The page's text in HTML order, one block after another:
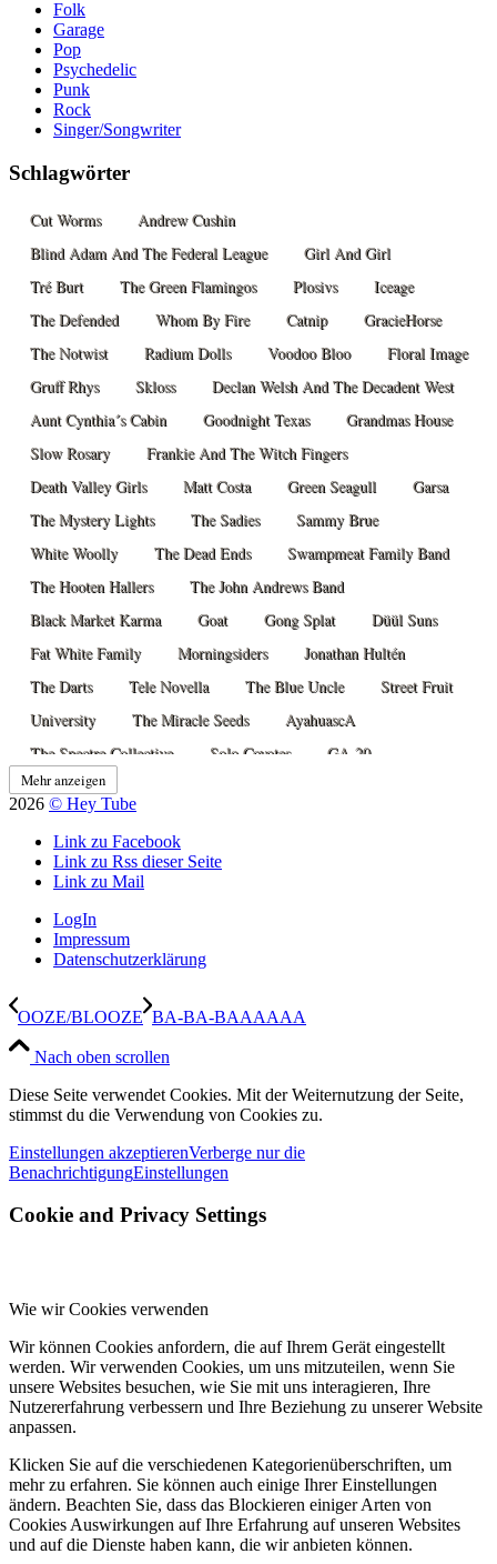
Folk
Garage
Pop
Psychedelic
Punk
Rock
Singer/Songwriter
Schlagwörter
Cut Worms
Andrew Cushin
Blind Adam And The Federal League
Girl And Girl
Tré Burt
The Green Flamingos Plosivs
Iceage
The Defended
Whom By Fire Catnip
GracieHorse
The Notwist
Radium Dolls Voodoo Bloo
Floral Image
Gruff Rhys
Skloss
Declan Welsh And The Decadent West
Aunt Cynthia´s Cabin
Goodnight Texas
Grandmas House
Slow Rosary
Frankie And The Witch Fingers
Death Valley Girls
Matt Costa Green Seagull
Garsa
The Mystery Lights
The Sadies
Sammy Brue
White Woolly
The Dead Ends
Swampmeat Family Band
The Hooten Hallers
The John Andrews Band
Black Market Karma
Goat Gong Splat
Düül Suns
Fat White Family
Morningsiders
Jonathan Hultén
The Darts
Tele Novella The Blue Uncle
Street Fruit
University
The Miracle Seeds
AyahuascA
The Spectre Collective
Solo Coyotes
GA-20
Marks Paranormal Disneyland
Django Django
The Devil In Miss Jones
Cindy
Organ Morgan
Greet Death
The Chemistry Set
The Mushroom Club
Wicca Phase Springs Eternal
Electric Tape Recorder
Strand Of Oaks
Sour Sob
Table Scraps
Forest Ray Dead Finks
Verstärker
Desert Sands
Hakan The Goon Sax
Night Beats
Nora Kelly Band
Space Indians
Bhopal´s Flowers
The Blue Giant Zeta Puppies
The Smashing Times
DAIISTAR
Baby Jesus
The Humms
The Men
The Number Red
Primaries
Jack Habeggers Celebrity Telethon
Black Kalmar Skull
Black Operator
La Cerca Nancy
Coma Girls
The Heavy Heavy
Californiosos Head Cut
Great Lakes
Houndmouth
Black Bats
Angus And Julia Stone
Immaterial Possession
Scott Hepple & The Sun Band
Mehr anzeigen
2026 © Hey Tube
Link zu Facebook
Link zu Rss dieser Seite
Link zu Mail
LogIn
Impressum
Datenschutzerklärung
OOZE/BLOOZE BA-BA-BAAAAAA
Nach oben scrollen
Diese Seite verwendet Cookies. Mit der Weiternutzung der Seite,
stimmst du die Verwendung von Cookies zu.
Einstellungen akzeptierenVerberge nur die
BenachrichtigungEinstellungen
Cookie and Privacy Settings
Wie wir Cookies verwenden
Wir können Cookies anfordern, die auf Ihrem Gerät eingestellt
werden. Wir verwenden Cookies, um uns mitzuteilen, wenn Sie
unsere Websites besuchen, wie Sie mit uns interagieren, Ihre
Nutzererfahrung verbessern und Ihre Beziehung zu unserer Website
anpassen.
Klicken Sie auf die verschiedenen Kategorienüberschriften, um
mehr zu erfahren. Sie können auch einige Ihrer Einstellungen
ändern. Beachten Sie, dass das Blockieren einiger Arten von
Cookies Auswirkungen auf Ihre Erfahrung auf unseren Websites
und auf die Dienste haben kann, die wir anbieten können.